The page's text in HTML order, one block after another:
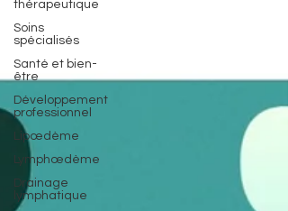
thérapeutique
Soins
spécialisés
Santé et bien-
être
Développement
professionnel
Lipœdème
Lymphœdème
Drainage
lymphatique